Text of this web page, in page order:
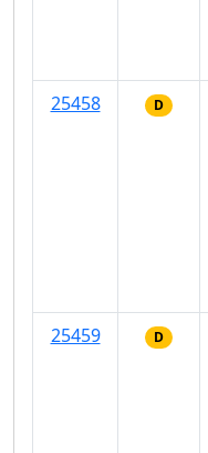
25458
D
25459
D